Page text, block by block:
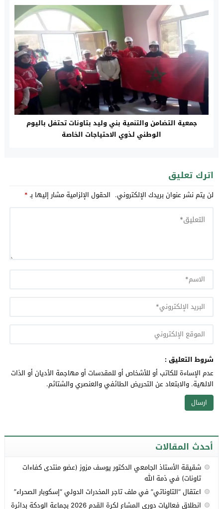
جمعية التضامن والتنمية بني وليد بتاونات تحتفل باليوم
الوطني لذوي الاحتياجات الخاصة
اترك تعليق
لن يتم نشر عنوان بريدك الإلكتروني. الحقول الإلزامية مشار إليها بـ*
شروط التعليق :
عدم الإساءة للكاتب أو للأشخاص أو للمقدسات أو مهاجمة الأديان أو الذات
الالهية. والابتعاد عن التحريض الطائفي والعنصري والشتائم.
أحدث المقالات
شقيقة الأستاذ الجامعي الدكتور يوسف مزوز (عضو منتدى كفاءات
تاونات) في ذمة الله
اعتقال “التاوناتي” في ملف تاجر المخدرات الدولي “إسكوبار الصحراء”
انطلاق فعاليات دوري المشاع لكرة القدم 2026 بجماعة الودكة بدائرة